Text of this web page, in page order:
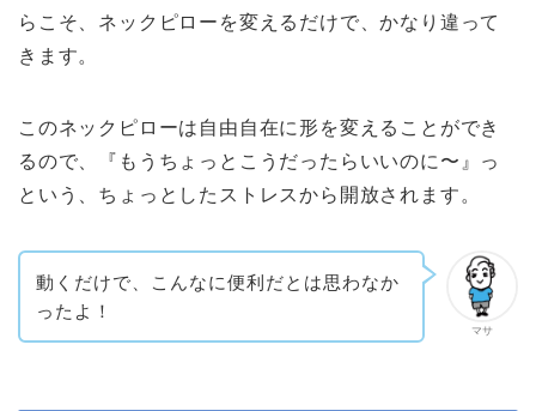
らこそ、ネックピローを変えるだけで、かなり違って
きます。
このネックピローは自由自在に形を変えることができ
るので、『もうちょっとこうだったらいいのに〜』っ
という、ちょっとしたストレスから開放されます。
マサ
動くだけで、こんなに便利だとは思わなか
ったよ！